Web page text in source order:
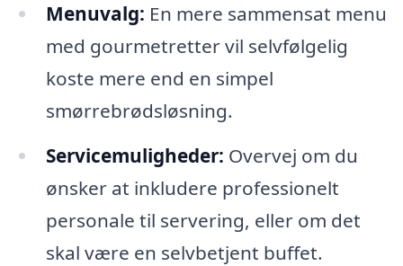
Menuvalg: En mere sammensat menu
med gourmetretter vil selvfølgelig
koste mere end en simpel
smørrebrødsløsning.
Servicemuligheder: Overvej om du
ønsker at inkludere professionelt
personale til servering, eller om det
skal være en selvbetjent buffet.